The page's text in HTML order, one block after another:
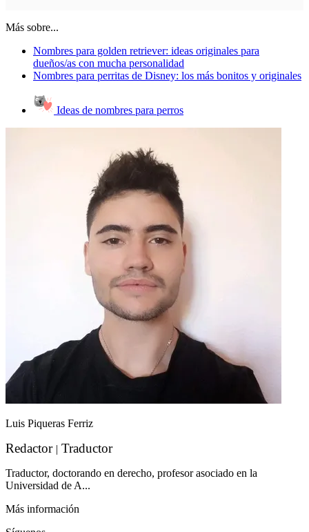
Más sobre...
Nombres para golden retriever: ideas originales para
dueños/as con mucha personalidad
Nombres para perritas de Disney: los más bonitos y originales
Ideas de nombres para perros
Luis Piqueras Ferriz
Redactor | Traductor
Traductor, doctorando en derecho, profesor asociado en la
Universidad de A...
Más información